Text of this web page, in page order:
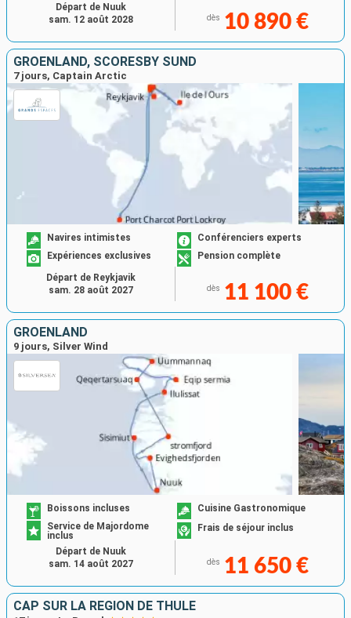
dès 10 890 €
Départ de Nuuk
sam. 12 août 2028
GROENLAND, SCORESBY SUND
7 jours, Captain Arctic
Navires intimistes
Conférenciers experts
Expériences exclusives
Pension complète
dès 11 100 €
Départ de Reykjavik
sam. 28 août 2027
GROENLAND
9 jours, Silver Wind
Boissons incluses
Cuisine Gastronomique
Service de Majordome
inclus
Frais de séjour inclus
dès 11 650 €
Départ de Nuuk
sam. 14 août 2027
CAP SUR LA RÉGION DE THULÉ